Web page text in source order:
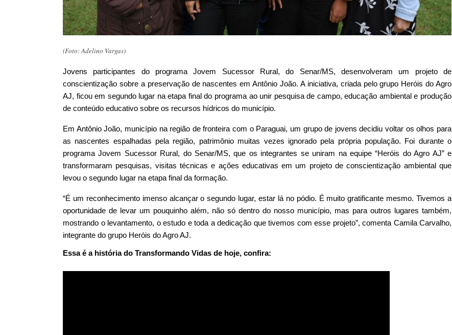
(Foto: Adelino Vargas)
Jovens participantes do programa Jovem Sucessor Rural, do Senar/MS, desenvolveram um projeto de
conscientização sobre a preservação de nascentes em Antônio João. A iniciativa, criada pelo grupo Heróis do Agro
AJ, ficou em segundo lugar na etapa final do programa ao unir pesquisa de campo, educação ambiental e produção
de conteúdo educativo sobre os recursos hídricos do município.
Em Antônio João, município na região de fronteira com o Paraguai, um grupo de jovens decidiu voltar os olhos para
as nascentes espalhadas pela região, patrimônio muitas vezes ignorado pela própria população. Foi durante o
programa Jovem Sucessor Rural, do Senar/MS, que os integrantes se uniram na equipe “Heróis do Agro AJ” e
transformaram pesquisas, visitas técnicas e ações educativas em um projeto de conscientização ambiental que
levou o segundo lugar na etapa final da formação.
“É um reconhecimento imenso alcançar o segundo lugar, estar lá no pódio. É muito gratificante mesmo. Tivemos a
oportunidade de levar um pouquinho além, não só dentro do nosso município, mas para outros lugares também,
mostrando o levantamento, o estudo e toda a dedicação que tivemos com esse projeto”, comenta Camila Carvalho,
integrante do grupo Heróis do Agro AJ.
Essa é a história do Transformando Vidas de hoje, confira: